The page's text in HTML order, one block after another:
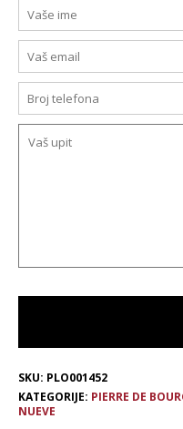
SKU: PLO001452
KATEGORIJE: PIERRE DE
NUEVE